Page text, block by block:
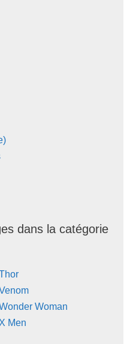
dans la catégorie
Woman
X Men